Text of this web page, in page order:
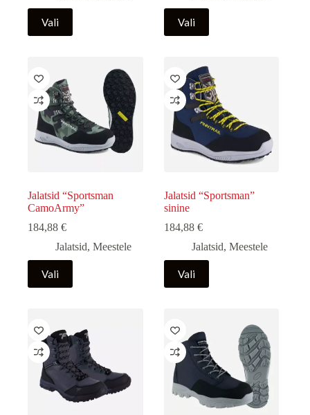
Vali
Sellel
tootel
on
Valikuid
saab
teha
tootelehel.
Vali
Sellel
tootel
on
Valikuid
saab
teha
tootelehel.
Jalatsid “Sportsman
CamoArmy”
184,88 €
Jalatsid, Meestele
Vali
Sellel
tootel
on
Valikuid
saab
teha
tootelehel.
Jalatsid “Sportsman”
sinine
184,88 €
Jalatsid, Meestele
Vali
Sellel
tootel
on
Valikuid
saab
teha
tootelehel.